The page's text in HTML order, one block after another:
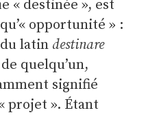
« destinée », est
opportunité » :
latin destinare
quelqu’un,
signifié
projet ». Étant